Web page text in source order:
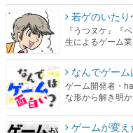
若ゲのいた
『うつヌケ』『
生によるゲーム
なんでゲーム
ゲーム開発者・
な形から解き明
ゲームが変